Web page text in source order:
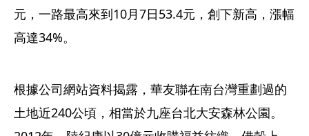
元，一路最高來到10月7日53.4元，創下新高，漲幅
高達34%。
根據公司網站資料揭露，華友聯在南台灣重劃過的
土地近240公頃，相當於九座台北大安森林公園。